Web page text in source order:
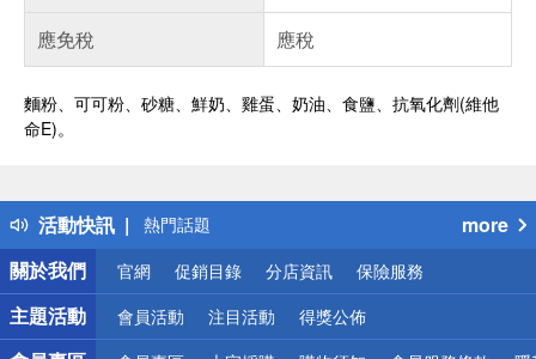
應免稅
應稅
麵粉、可可粉、砂糖、鮮奶、雞蛋、奶油、食鹽、抗氧化劑(維他
命E)。
活動快訊
得獎公告
熱門話題
銀行優惠
偏遠地區配送
詐騙網頁！請小心！
more
關於我們
官網 促銷目錄 分店資訊 保險服務
主題活動 會員活動 注目活動 得獎公佈